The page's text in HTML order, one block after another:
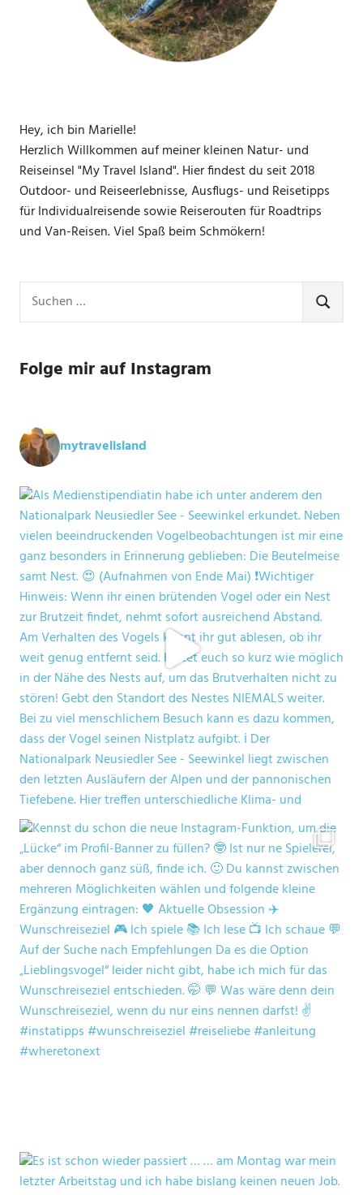
Hey, ich bin Marielle!
Herzlich Willkommen auf meiner kleinen Natur- und
Reiseinsel "My Travel Island". Hier findest du seit 2018
Outdoor- und Reiseerlebnisse, Ausflugs- und Reisetipps
für Individualreisende sowie Reiserouten für Roadtrips
und Van-Reisen. Viel Spaß beim Schmökern!
nach:
SUCHEN
Folge mir auf Instagram
mytravelisland